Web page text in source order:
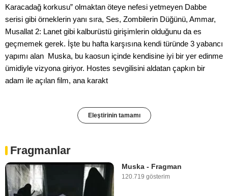
Karacadağ korkusu” olmaktan öteye nefesi yetmeyen Dabbe
serisi gibi örneklerin yanı sıra, Ses, Zombilerin Düğünü, Ammar,
Musallat 2: Lanet gibi kalburüstü girişimlerin olduğunu da es
geçmemek gerek. İşte bu hafta karşısına kendi türünde 3 yabancı
yapımı alan Muska, bu kaosun içinde kendisine iyi bir yer edinme
ümidiyle vizyona giriyor. Hostes sevgilisini aldatan çapkın bir
adam ile açılan film, ana karakt
Eleştirinin tamamı
Fragmanlar
Muska - Fragman
120.719 gösterim